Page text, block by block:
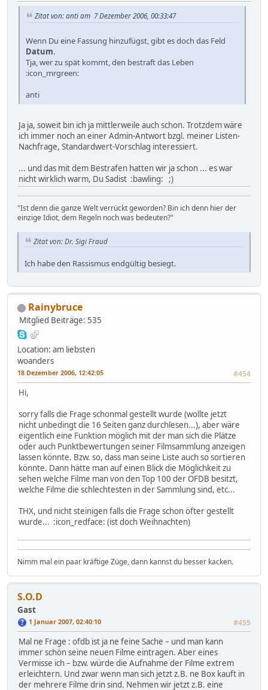
Zitat von: anti am 7 Dezember 2006, 00:33:47
Wenn Du eine Fassung hinzufügst, gibt es doch das Feld
Datum.
Tja, wer zu spät kommt, den bestraft das Leben
:icon_mrgreen:
anti
Ja ja, soweit bin ich ja mittlerweile auch schon. Trotzdem wäre
ich immer noch an einer Admin-Antwort bzgl. meiner Listen-
Nachfrage, Standardwert-Vorschlag interessiert.
... und das mit dem Bestrafen hatten wir ja schon ... es war
nicht wirklich warm, Du Sadist :bawling: ;)
"Ist denn die ganze Welt verrückt geworden? Bin ich denn hier der
einzige Idiot, dem Regeln noch was bedeuten?"
Zitat von: Dr. Sigi Fraud
Ich habe den Rassismus endgültig besiegt.
Rainybruce
Mitglied Beiträge: 535
Location: am liebsten
woanders
18 Dezember 2006, 12:42:05 #454
Hi,
sorry falls die Frage schonmal gestellt wurde (wollte jetzt
nicht unbedingt die 16 Seiten ganz durchlesen...), aber wäre
eigentlich eine Funktion möglich mit der man sich die Plätze
oder auch Punktbewertungen seiner Filmsammlung anzeigen
lassen könnte. Bzw. so, dass man seine Liste auch so sortieren
könnte. Dann hätte man auf einen Blick die Möglichkeit zu
sehen welche Filme man von den Top 100 der OFDB besitzt,
welche Filme die schlechtesten in der Sammlung sind, etc...
THX, und nicht steinigen falls die Frage schon öfter gestellt
wurde... :icon_redface: (ist doch Weihnachten)
Nimm mal ein paar kräftige Züge, dann kannst du besser kacken.
S.O.D
Gast
1 Januar 2007, 02:40:10 #455
Mal ne Frage : ofdb ist ja ne feine Sache – und man kann
immer schön seine neuen Filme eintragen. Aber eines
Vermisse ich – bzw. würde die Aufnahme der Filme extrem
erleichtern. Und zwar wenn man sich jetzt z.B. ne Box kauft in
der mehrere Filme drin sind. Nehmen wir jetzt z.B. eine